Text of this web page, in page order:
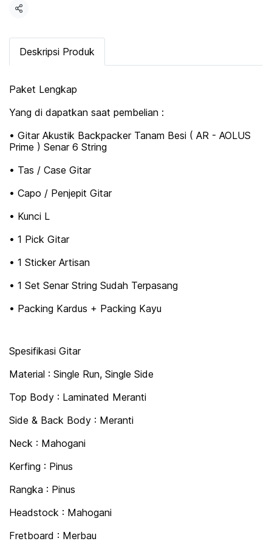
Share
Deskripsi Produk
Paket Lengkap
Yang di dapatkan saat pembelian :
• Gitar Akustik Backpacker Tanam Besi ( AR - AOLUS
Prime ) Senar 6 String
• Tas / Case Gitar
• Capo / Penjepit Gitar
• Kunci L
• 1 Pick Gitar
• 1 Sticker Artisan
• 1 Set Senar String Sudah Terpasang
• Packing Kardus + Packing Kayu
Spesifikasi Gitar
Material : Single Run, Single Side
Top Body : Laminated Meranti
Side & Back Body : Meranti
Neck : Mahogani
Kerfing : Pinus
Rangka : Pinus
Headstock : Mahogani
Fretboard : Merbau